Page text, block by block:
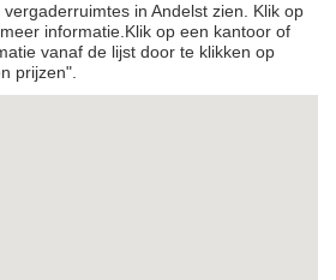
in Andelst zien. Klik op
informatie.Klik op een kantoor of
vanaf de lijst door te klikken op
prijzen".